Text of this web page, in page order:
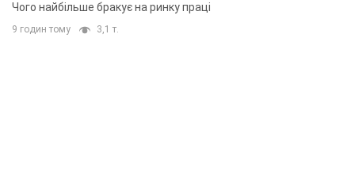
Чого найбільше бракує на ринку праці
9 годин тому 3,1 т.